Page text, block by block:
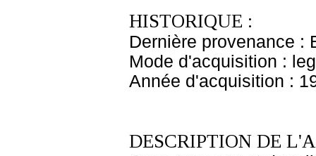
HISTORIQUE :
Dernière provenance :
Mode d'acquisition :
Année d'acquisition :
DESCRIPTION DE